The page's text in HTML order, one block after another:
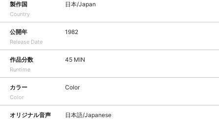
製作国
Country
日本/Japan
公開年
Release Date
1982
作品分数
Runtime
45 MIN
カラー
Color
Color
オリジナル音声 日本語/Japanese